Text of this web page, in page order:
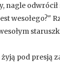
nagle odwrócił
wesołego?"
pod presją